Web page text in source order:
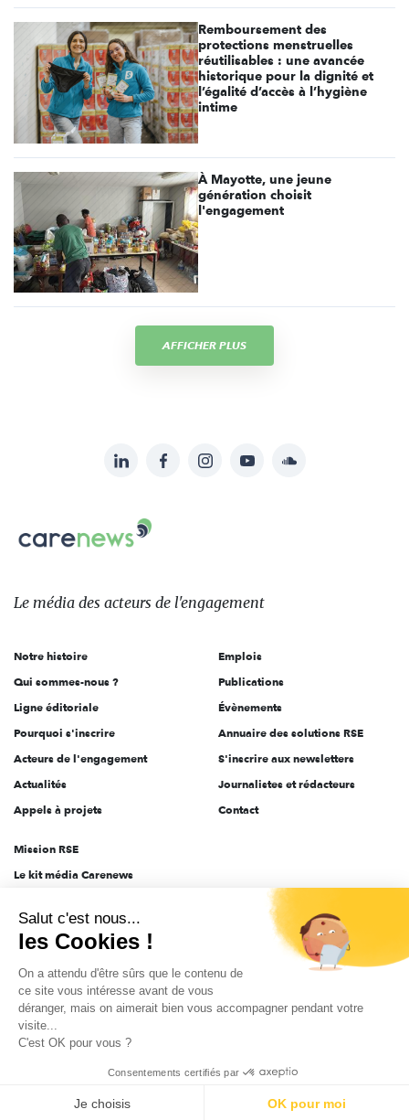
Remboursement des
protections menstruelles
réutilisables : une avancée
historique pour la dignité et
l’égalité d’accès à l’hygiène
intime
À Mayotte, une jeune
génération choisit
l'engagement
AFFICHER PLUS
sur:
LinkedInFacebookInstagramYouTubeSoundcloud
Carenews,
Le
des
l'engagement
Le média des acteurs de l'engagement
Notre histoire
Qui sommes-nous ?
Ligne éditoriale
Pourquoi s'inscrire
Acteurs de l'engagement
Actualités
Appels à projets
Emplois
Publications
Évènements
Annuaire des solutions RSE
S'inscrire aux newsletters
Journalistes et rédacteurs
Contact
Mission RSE
Le kit média Carenews
AEF info
Novethic
PRODURABLE
Inclusiv Day
Données personnelles Mentions légales 2025-2026 Tout droits réservés
Salut c'est nous...
les Cookies !
On a attendu d'être sûrs que le contenu de
ce site vous intéresse avant de vous
déranger, mais on aimerait bien vous accompagner pendant votre
visite...
C'est OK pour vous ?
Consentements certifiés par
Je choisis OK pour moi